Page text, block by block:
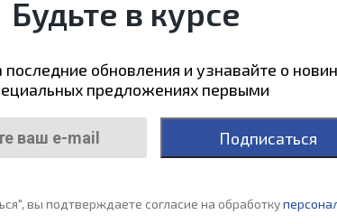
Будьте в курсе
обновления и узнавайте о
предложениях первыми
Подписаться
вы подтверждаете согласие на обработку